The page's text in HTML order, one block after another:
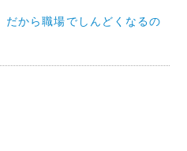
だから職場でしんどくなるの